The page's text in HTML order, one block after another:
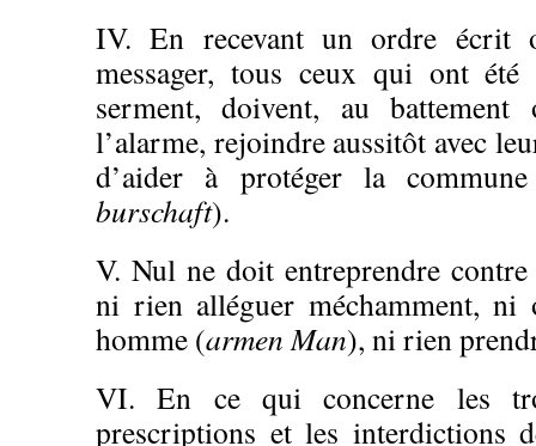
IV. En recevant un ordre écrit
messager, tous ceux qui ont
serment, doivent, au
l’alarme, rejoindre aussitôt avec
d’aider à protéger la
burschaft).
V. Nul ne doit entreprendre contre
ni rien alléguer méchamment, ni
homme (armen Man), ni rien
VI. En ce qui concerne les
prescriptions et les interdictions